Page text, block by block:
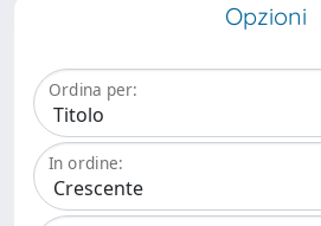
Opzioni
Ordina per:
In ordine: